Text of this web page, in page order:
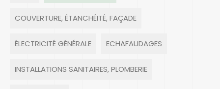
COUVERTURE, ÉTANCHÉITÉ, FAÇADE
ÉLECTRICITÉ GÉNÉRALE ECHAFAUDAGES
INSTALLATIONS SANITAIRES, PLOMBERIE